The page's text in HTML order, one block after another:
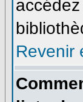
Revenir